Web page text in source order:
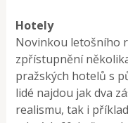
Hotely
Novinkou letošního
zpřístupnění
pražských hotelů s
lidé najdou jak dva
realismu, tak i